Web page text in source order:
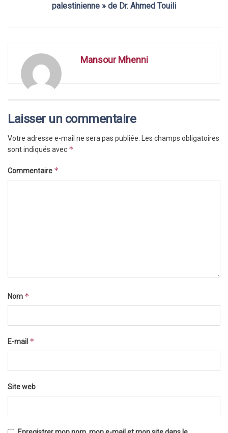
palestinienne » de Dr. Ahmed Touili
Mansour Mhenni
Laisser un commentaire
Votre adresse e-mail ne sera pas publiée.
Les champs obligatoires
sont indiqués avec *
Commentaire *
Nom *
E-mail *
Site web